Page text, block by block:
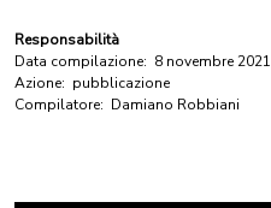
Responsabilità
Data compilazione: 8 novembre 2021
Azione: pubblicazione
Compilatore: Damiano Robbiani